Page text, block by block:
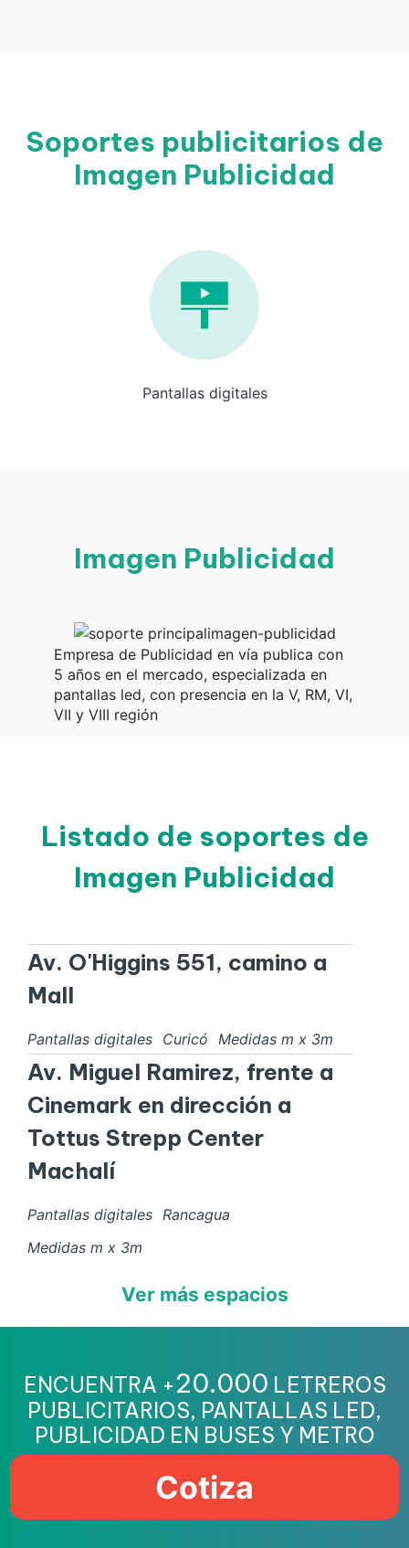
Soportes publicitarios de
Imagen Publicidad
Pantallas digitales
Imagen Publicidad
Empresa de Publicidad en vía publica con
5 años en el mercado, especializada en
pantallas led, con presencia en la V, RM, VI,
VII y VIII región
Listado de soportes de
Imagen Publicidad
Av. O'Higgins 551, camino a
Mall
Pantallas digitales Curicó Medidas m x 3m
Av. Miguel Ramirez, frente a
Cinemark en dirección a
Tottus Strepp Center
Machalí
Pantallas digitales Rancagua
Medidas m x 3m
Ver más espacios
ENCUENTRA +20.000 LETREROS
PUBLICITARIOS, PANTALLAS LED,
PUBLICIDAD EN BUSES Y METRO
Cotiza